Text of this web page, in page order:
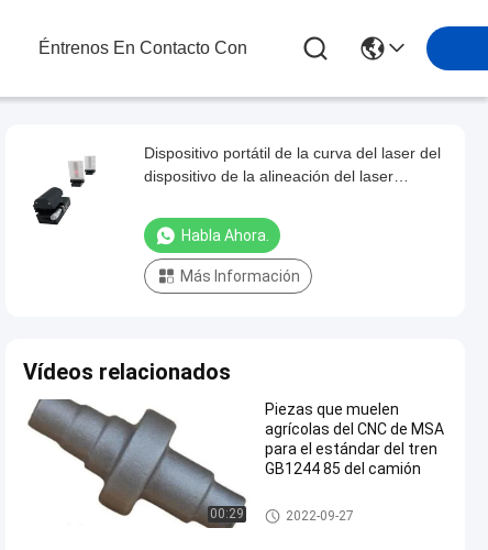
Éntrenos En Contacto Con
Dispositivo portátil de la curva del laser del
dispositivo de la alineación del laser
Habla Ahora.
Más Información
Vídeos relacionados
00:29
Piezas que muelen
agrícolas del CNC de MSA
para el estándar del tren
GB1244 85 del camión
Precisión que forja piezas
2022-09-27